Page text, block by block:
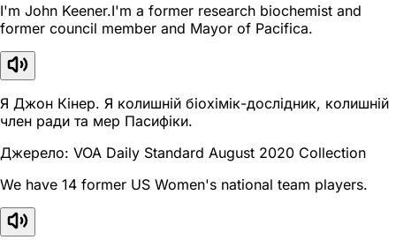
I'm John Keener.I'm a former research biochemist and
former council member and Mayor of Pacifica.
Я Джон Кінер. Я колишній біохімік-дослідник, колишній
член ради та мер Пасифіки.
Джерело: VOA Daily Standard August 2020 Collection
We have 14 former US Women's national team players.